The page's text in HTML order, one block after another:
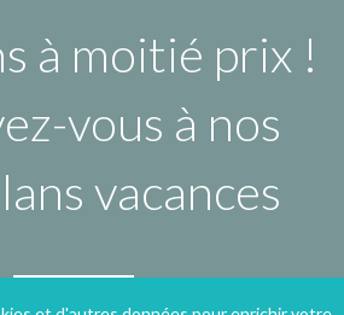
à moitié prix !
vous à nos
vacances